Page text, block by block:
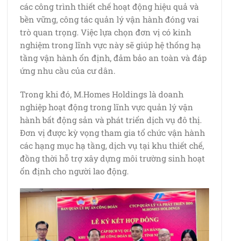
các công trình thiết chế hoạt động hiệu quả và
bền vững, công tác quản lý vận hành đóng vai
trò quan trọng. Việc lựa chọn đơn vị có kinh
nghiệm trong lĩnh vực này sẽ giúp hệ thống hạ
tầng vận hành ổn định, đảm bảo an toàn và đáp
ứng nhu cầu của cư dân.
Trong khi đó, M.Homes Holdings là doanh
nghiệp hoạt động trong lĩnh vực quản lý vận
hành bất động sản và phát triển dịch vụ đô thị.
Đơn vị được kỳ vọng tham gia tổ chức vận hành
các hạng mục hạ tầng, dịch vụ tại khu thiết chế,
đồng thời hỗ trợ xây dựng môi trường sinh hoạt
ổn định cho người lao động.